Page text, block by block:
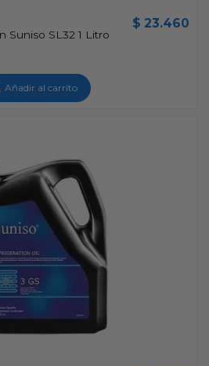
Suniso SL32 1 Litro
$ 23.460
Añadir al carrito